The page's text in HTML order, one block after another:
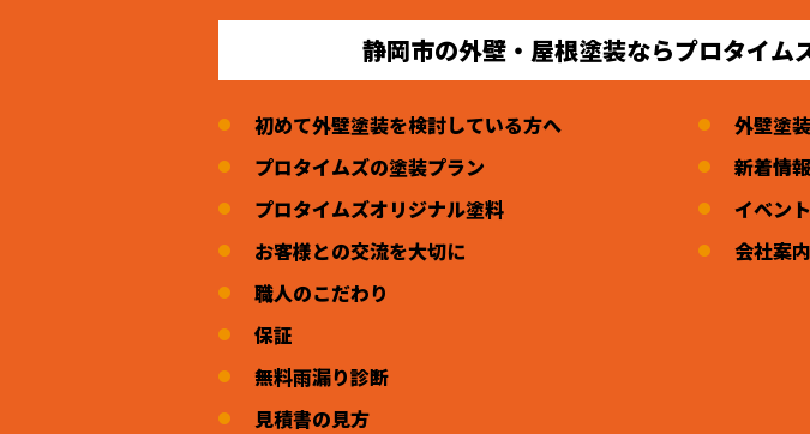
静岡市の外壁・屋根塗装ならプロタイム
初めて外壁塗装を検討している方へ
プロタイムズの塗装プラン
プロタイムズオリジナル塗料
お客様との交流を大切に
職人のこだわり
保証
無料雨漏り診断
見積書の見方
外壁塗
新着情
イベン
会社案内